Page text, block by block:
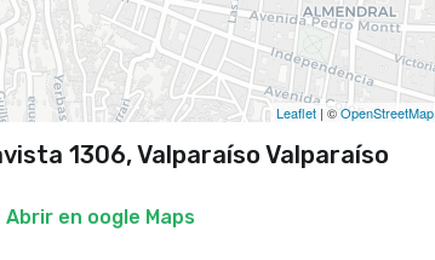
Leaflet | ©OpenStreetMap
1306, Valparaíso Valparaíso
Abrir en oogle Maps